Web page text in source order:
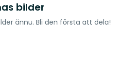
bilder
ännu. Bli den första att dela!